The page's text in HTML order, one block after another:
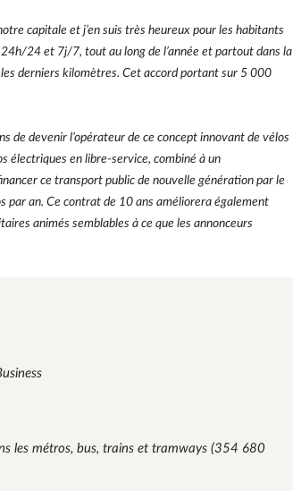
capitale et j’en suis très heureux pour les habitants
24 et 7j/7, tout au long de l’année et partout dans la
derniers kilomètres. Cet accord portant sur 5 000
de devenir l’opérateur de ce concept innovant de vélos
électriques en libre-service, combiné à un
ce transport public de nouvelle génération par le
par an. Ce contrat de 10 ans améliorera également
animés semblables à ce que les annonceurs
les métros, bus, trains et tramways (354 680